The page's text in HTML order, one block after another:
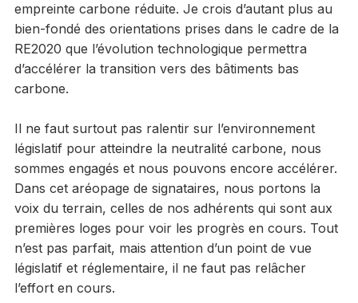
empreinte carbone réduite. Je crois d’autant plus au
bien-fondé des orientations prises dans le cadre de la
RE2020 que l’évolution technologique permettra
d’accélérer la transition vers des bâtiments bas
carbone.
Il ne faut surtout pas ralentir sur l’environnement
législatif pour atteindre la neutralité carbone, nous
sommes engagés et nous pouvons encore accélérer.
Dans cet aréopage de signataires, nous portons la
voix du terrain, celles de nos adhérents qui sont aux
premières loges pour voir les progrès en cours. Tout
n’est pas parfait, mais attention d’un point de vue
législatif et réglementaire, il ne faut pas relâcher
l’effort en cours.